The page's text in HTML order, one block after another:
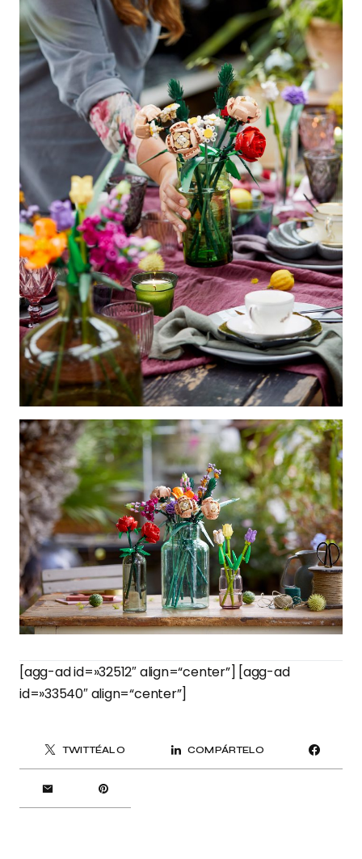
[agg-ad id=»32512″ align=“center”] [agg-ad
id=»33540″ align=“center”]
TWITTÉALO COMPÁRTELO